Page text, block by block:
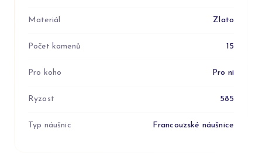
Materiál Zlato
Počet kamenů 15
Pro koho Pro ni
Ryzost 585
Typ náušnic Francouzské náušnice